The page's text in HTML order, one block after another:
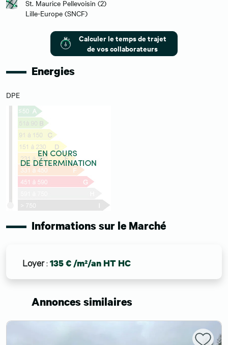
St. Maurice Pellevoisin (2)
Lille-Europe (SNCF)
Calculer le temps de trajet
de vos collaborateurs
Energies
DPE
Informations sur le Marché
Loyer: 135 € /m²/an HT HC
Annonces similaires